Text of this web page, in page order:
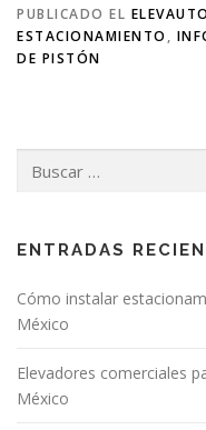
PUBLICADO EL
ESTACIONAMIENTO ,
DE PISTÓN
ENTRADAS
Cómo instalar
México
Elevadores comerciales
México